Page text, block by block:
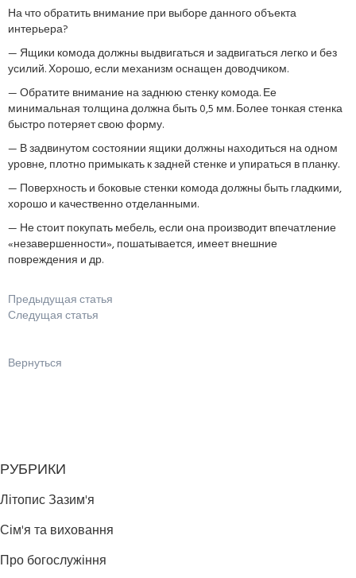
На что обратить внимание при выборе данного объекта
интерьера?
— Ящики комода должны выдвигаться и задвигаться легко и без
усилий. Хорошо, если механизм оснащен доводчиком.
— Обратите внимание на заднюю стенку комода. Ее
минимальная толщина должна быть 0,5 мм. Более тонкая стенка
быстро потеряет свою форму.
— В задвинутом состоянии ящики должны находиться на одном
уровне, плотно примыкать к задней стенке и упираться в планку.
— Поверхность и боковые стенки комода должны быть гладкими,
хорошо и качественно отделанными.
— Не стоит покупать мебель, если она производит впечатление
«незавершенности», пошатывается, имеет внешние
повреждения и др.
Предыдущая статья
Следущая статья
Вернуться
РУБРИКИ
Літопис Зазим'я
Сім'я та виховання
Про богослужіння